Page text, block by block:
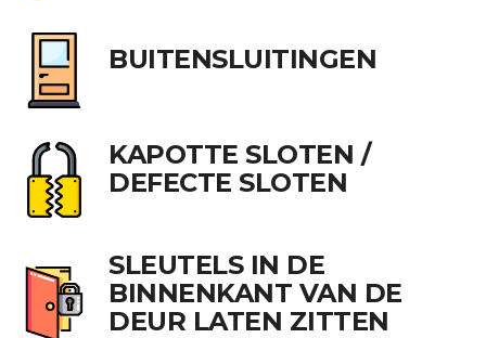
BUITENSLUITINGEN
KAPOTTE SLOTEN /
DEFECTE SLOTEN
SLEUTELS IN DE
BINNENKANT VAN DE
DEUR LATEN ZITTEN